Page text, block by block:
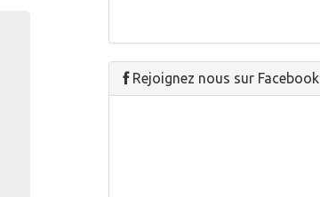
Rejoignez nous sur Facebook